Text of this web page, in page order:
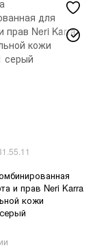
и прав Neri Karra
кожи